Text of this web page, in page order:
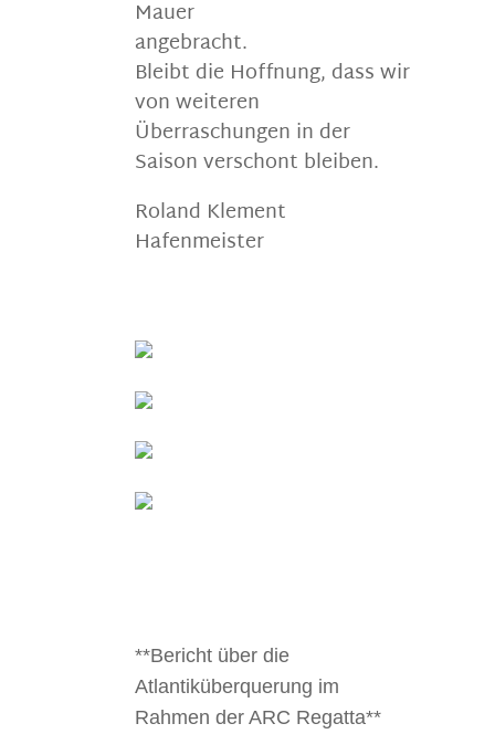
Mauer
angebracht.
Bleibt die Hoffnung, dass wir
von weiteren
Überraschungen in der
Saison verschont bleiben.
Roland Klement
Hafenmeister
**Bericht über die
Atlantiküberquerung im
Rahmen der ARC Regatta**